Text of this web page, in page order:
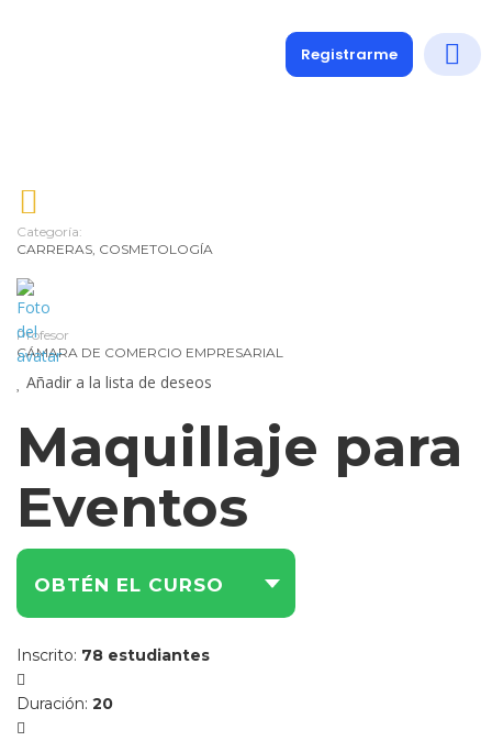
Registrarme
Categoría:
CARRERAS, COSMETOLOGÍA
Profesor
CÁMARA DE COMERCIO EMPRESARIAL
Añadir a la lista de deseos
Maquillaje para
Eventos
OBTÉN EL CURSO
Inscrito: 78 estudiantes
Duración: 20